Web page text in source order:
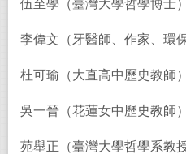
伍至學（臺灣大學哲學博士）
李偉文（牙醫師、作家、環
杜可瑜（大直高中歷史教師）
吳一晉（花蓮女中歷史教師）
苑舉正（臺灣大學哲學系教